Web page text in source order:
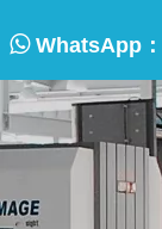
WhatsApp：